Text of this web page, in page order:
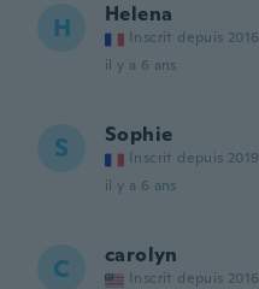
H Helena
Inscrit depuis 2016
il y a 6 ans
S Sophie
Inscrit depuis 2019
il y a 6 ans
C carolyn
Inscrit depuis 2016